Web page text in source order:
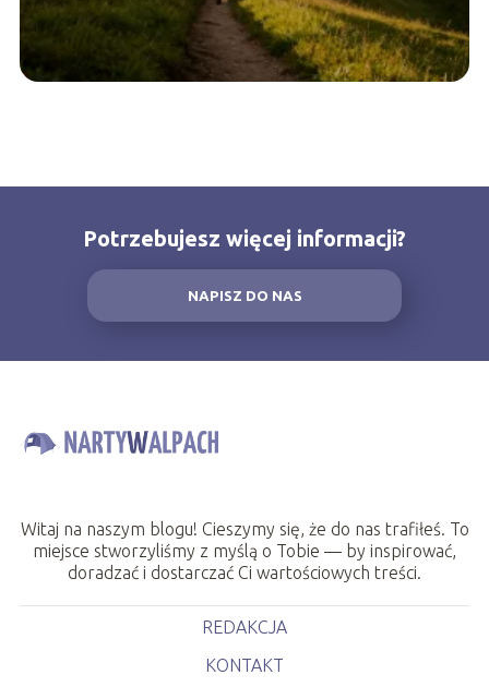
Potrzebujesz więcej informacji?
NAPISZ DO NAS
Witaj na naszym blogu! Cieszymy się, że do nas trafiłeś. To
miejsce stworzyliśmy z myślą o Tobie — by inspirować,
doradzać i dostarczać Ci wartościowych treści.
REDAKCJA
KONTAKT